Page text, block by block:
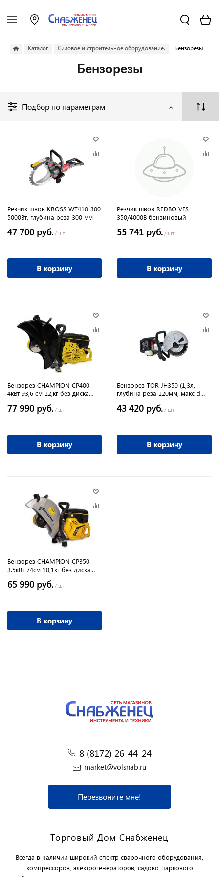
Каталог Силовое и строительное оборудование. Бензорезы
Бензорезы
Подбор по параметрам
Резчик швов KROSS WT410-300
5000Вт, глубина реза 300 мм
47 700 руб. / шт
В корзину
Резчик швов REDBO VFS-
350/4000B бензиновый
55 741 руб. / шт
В корзину
Бензорез CHAMPION СР400
4кВт 93,6 см 12,кг без диска
77 990 руб. / шт
В корзину
Бензорез TOR JH350 (1,3л,
глубина реза 120мм, макс d
43 420 руб. / шт
В корзину
Бензорез CHAMPION СР350
3.5кВт 74см 10,1кг без диска
65 990 руб. / шт
В корзину
8 (8172) 26-44-24
market@volsnab.ru
Перезвоните мне!
Торговый Дом Снабженец
Всегда в наличии широкий спектр сварочного оборудования,
компрессоров, электрогенераторов, садово-паркового